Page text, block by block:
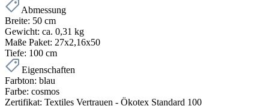
Abmessung
Breite: 50 cm
Gewicht: ca. 0,31 kg
Maße Paket: 27x2,16x50
Tiefe: 100 cm
Eigenschaften
Farbton: blau
Farbe: cosmos
Zertifikat: Textiles Vertrauen - Ökotex Standard 100